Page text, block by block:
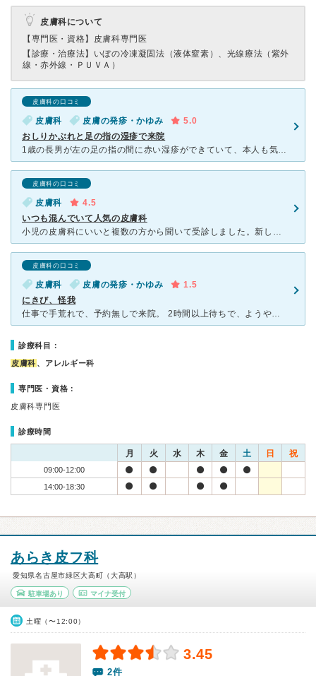
皮膚科について
【専門医・資格】 皮膚科専門医
【診療・治療法】 いぼの冷凍凝固法（液体窒素）、光線療法（紫外
線・赤外線・ＰＵＶＡ）
皮膚科の口コミ
皮膚科 皮膚の発疹・かゆみ
5.0
おしりかぶれと足の指の湿疹で来院
1歳の長男が左の足の指の間に赤い湿疹ができていて、本人も気にしていている為、お盆中にやっている、こちらに来院。 ついでにお尻もかぶれているのでこちらも見てもらうことに。 まだ出来たばかりでとても綺
皮膚科の口コミ
皮膚科
4.5
いつも混んでいて人気の皮膚科
小児の皮膚科にいいと複数の方から聞いて受診しました。新しくてきれいなクリニックです。 噂通りかなり混んでいました。初診は予約が出来なかったので長期戦覚悟で行きました。 診察室がたくさんあり、事前に
皮膚科の口コミ
皮膚科 皮膚の発疹・かゆみ
1.5
にきび、怪我
仕事で手荒れで、予約無しで来院。 2時間以上待ちで、ようやく診察に。 久しぶりに来院したら、以前は優しい先生だと思っていたけれど、とにかく早く治療を終わらせよう。といった感じで、コチラの質問に
診療科目：
皮膚科 、アレルギー科
専門医・資格：
皮膚科専門医
診療時間
月 火 水 木 金 土 日 祝
09:00-12:00
14:00-18:30
あらき皮フ科
愛知県名古屋市緑区大高町（大高駅）
駐車場あり マイナ受付
土曜（〜12:00）
3.45
2件